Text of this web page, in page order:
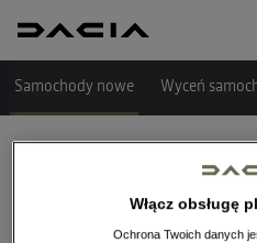
Samochody nowe Wyceń
Włącz obsługę
Ochrona Twoich danych